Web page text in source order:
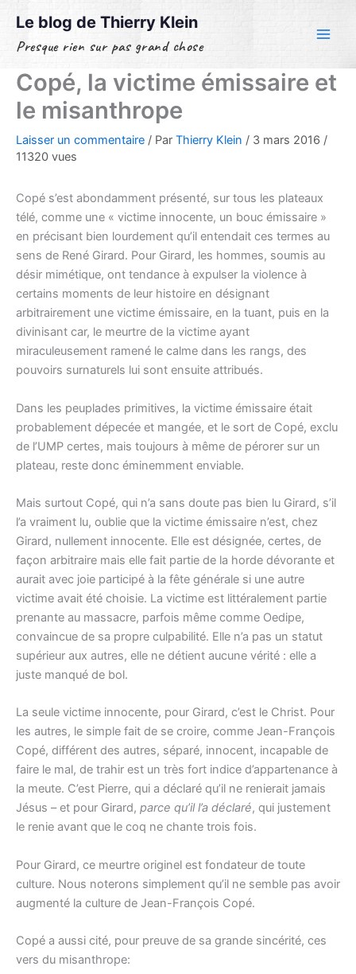
contenu
Le blog de Thierry Klein
Presque rien sur pas grand chose
Copé, la victime émissaire et
le misanthrope
Laisser un commentaire / Par Thierry Klein / 3 mars 2016 /
11320 vues
Copé s’est abondamment présenté, sur tous les plateaux
télé, comme une « victime innocente, un bouc émissaire »
en précisant bien lourdement qu’il entendait ces termes au
sens de René Girard. Pour Girard, les hommes, soumis au
désir mimétique, ont tendance à expulser la violence à
certains moments de leur histoire en désignant
arbitrairement une victime émissaire, en la tuant, puis en la
divinisant car, le meurtre de la victime ayant
miraculeusement ramené le calme dans les rangs, des
pouvoirs surnaturels lui sont ensuite attribués.
Dans les peuplades primitives, la victime émissaire était
probablement dépecée et mangée, et le sort de Copé, exclu
de l’UMP certes, mais toujours à même de pérorer sur un
plateau, reste donc éminemment enviable.
Mais surtout Copé, qui n’a sans doute pas bien lu Girard, s’il
l’a vraiment lu, oublie que la victime émissaire n’est, chez
Girard, nullement innocente. Elle est désignée, certes, de
façon arbitraire mais elle fait partie de la horde dévorante et
aurait avec joie participé à la fête générale si une autre
victime avait été choisie. La victime est littéralement partie
prenante au massacre, parfois même comme Oedipe,
convaincue de sa propre culpabilité. Elle n’a pas un statut
supérieur aux autres, elle ne détient aucune vérité : elle a
juste manqué de bol.
La seule victime innocente, pour Girard, c’est le Christ. Pour
les autres, le simple fait de se croire, comme Jean-François
Copé, différent des autres, séparé, innocent, incapable de
faire le mal, de trahir est un très fort indice d’appartenance à
la meute. C’est Pierre, qui a déclaré qu’il ne renierait jamais
Jésus – et pour Girard, parce qu’il l’a déclaré, qui justement
le renie avant que le coq ne chante trois fois.
Pour Girard, ce meurtre originel est fondateur de toute
culture. Nous noterons simplement qu’il ne semble pas avoir
augmenté la culture de Jean-François Copé.
Copé a aussi cité, pour preuve de sa grande sincérité, ces
vers du misanthrope: